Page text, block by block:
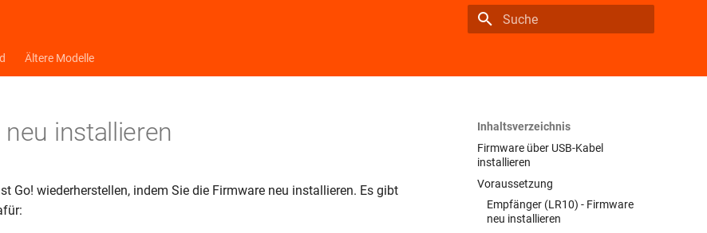
Ältere Modelle
Inhaltsverzeichnis
Firmware über USB-Kabel
installieren
Voraussetzung
Empfänger (LR10) - Firmware
neu installieren
installieren
Go! wiederherstellen, indem Sie die Firmware neu installieren. Es gibt